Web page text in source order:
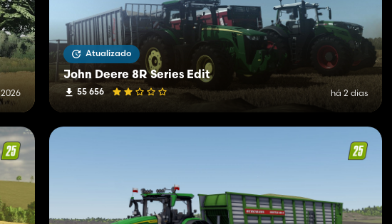
Atualizado
John Deere 8R Series Edit
55 656 há 2 dias